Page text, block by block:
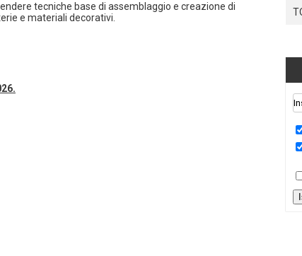
tecniche base di assemblaggio e creazione di
e materiali decorativi.